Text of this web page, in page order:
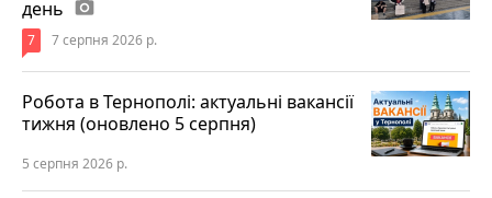
день photo_camera
7 7 серпня 2026 р.
Робота в Тернополі: актуальні вакансії
тижня (оновлено 5 серпня)
5 серпня 2026 р.